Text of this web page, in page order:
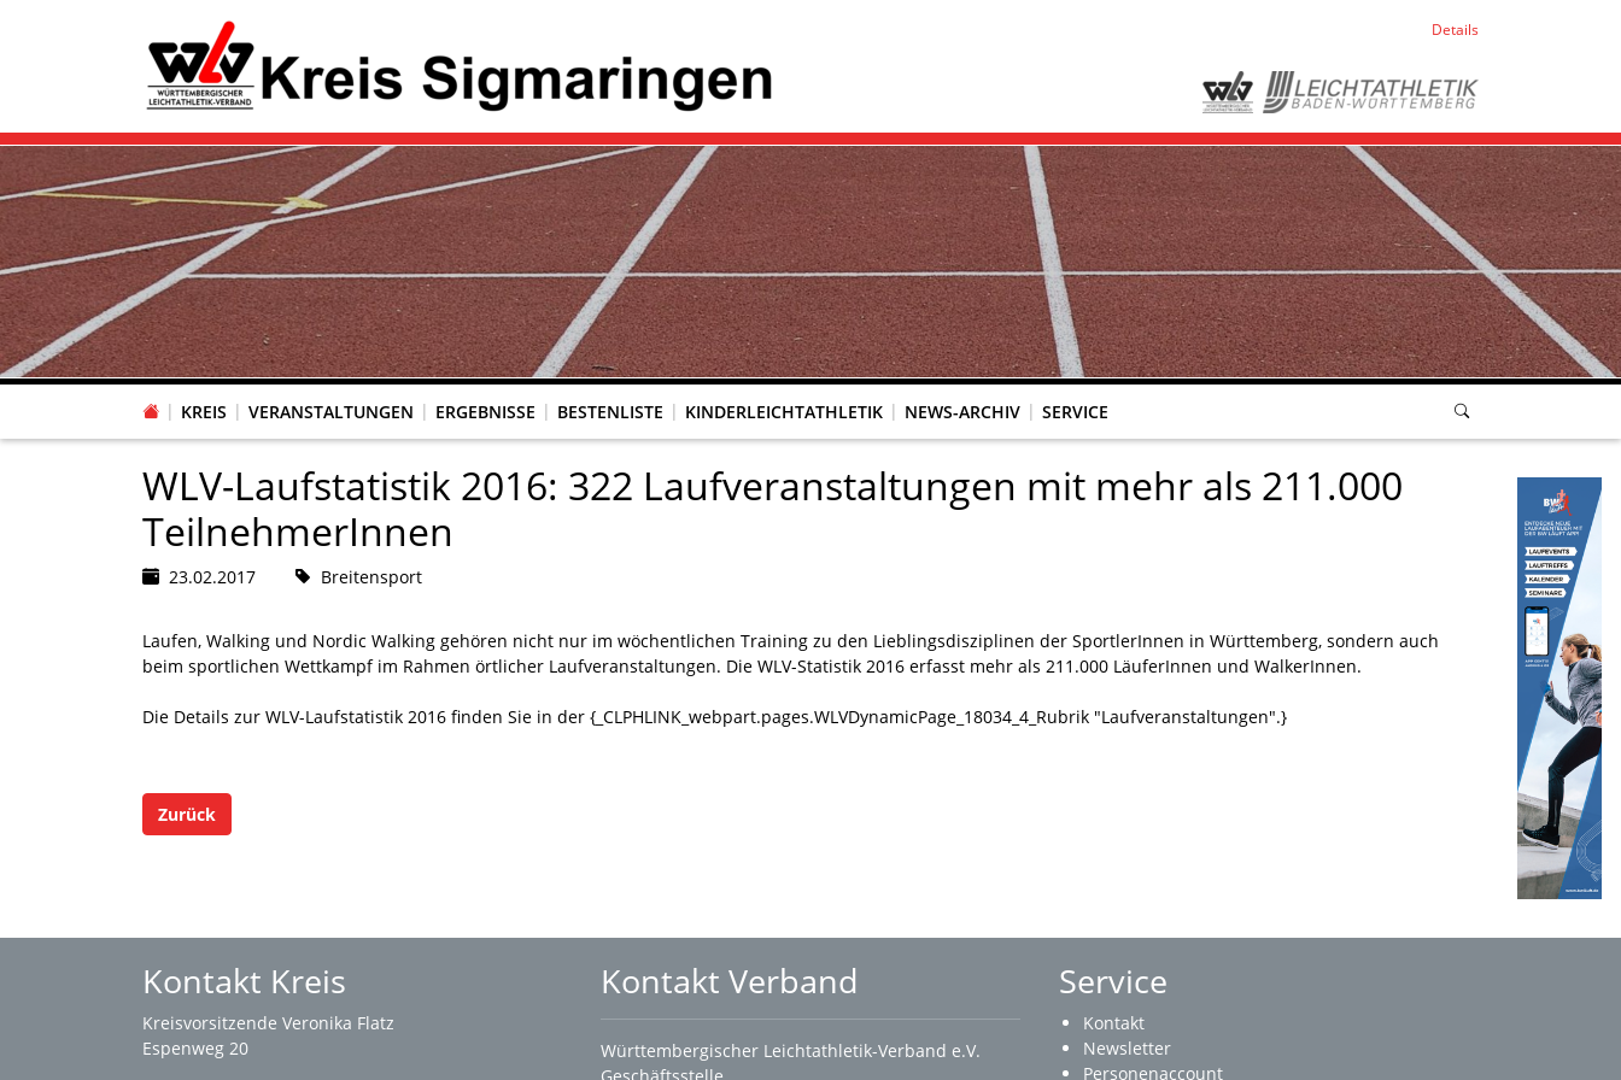
Details
KREIS VERANSTALTUNGEN ERGEBNISSE BESTENLISTE KINDERLEICHTATHLETIK NEWS-ARCHIV SERVICE
WLV-Laufstatistik 2016: 322 Laufveranstaltungen mit mehr als 211.000
TeilnehmerInnen
23.02.2017 Breitensport
Laufen, Walking und Nordic Walking gehören nicht nur im wöchentlichen Training zu den Lieblingsdisziplinen der SportlerInnen in Württemberg, sondern auch
beim sportlichen Wettkampf im Rahmen örtlicher Laufveranstaltungen. Die WLV-Statistik 2016 erfasst mehr als 211.000 LäuferInnen und WalkerInnen.
Die Details zur WLV-Laufstatistik 2016 finden Sie in der {_CLPHLINK_webpart.pages.WLVDynamicPage_18034_4_Rubrik "Laufveranstaltungen".}
Zurück
Kontakt Kreis
Kreisvorsitzende Veronika Flatz
Espenweg 20
Kontakt Verband
Württembergischer Leichtathletik-Verband e.V.
Service
Kontakt
Newsletter
Personenaccount